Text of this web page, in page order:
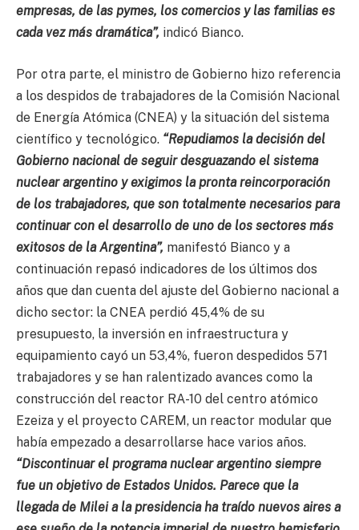
empresas, de las pymes, los comercios y las familias es
cada vez más dramática”, indicó Bianco.
Por otra parte, el ministro de Gobierno hizo referencia
a los despidos de trabajadores de la Comisión Nacional
de Energía Atómica (CNEA) y la situación del sistema
científico y tecnológico. “Repudiamos la decisión del
Gobierno nacional de seguir desguazando el sistema
nuclear argentino y exigimos la pronta reincorporación
de los trabajadores, que son totalmente necesarios para
continuar con el desarrollo de uno de los sectores más
exitosos de la Argentina”, manifestó Bianco y a
continuación repasó indicadores de los últimos dos
años que dan cuenta del ajuste del Gobierno nacional a
dicho sector: la CNEA perdió 45,4% de su
presupuesto, la inversión en infraestructura y
equipamiento cayó un 53,4%, fueron despedidos 571
trabajadores y se han ralentizado avances como la
construcción del reactor RA-10 del centro atómico
Ezeiza y el proyecto CAREM, un reactor modular que
había empezado a desarrollarse hace varios años.
“Discontinuar el programa nuclear argentino siempre
fue un objetivo de Estados Unidos. Parece que la
llegada de Milei a la presidencia ha traído nuevos aires a